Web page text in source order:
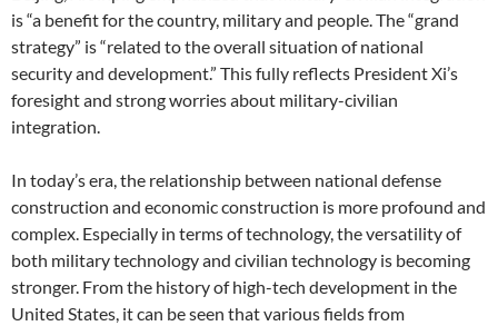
is “a benefit for the country, military and people. The “grand
strategy” is “related to the overall situation of national
security and development.” This fully reflects President Xi’s
foresight and strong worries about military-civilian
integration.
In today’s era, the relationship between national defense
construction and economic construction is more profound and
complex. Especially in terms of technology, the versatility of
both military technology and civilian technology is becoming
stronger. From the history of high-tech development in the
United States, it can be seen that various fields from